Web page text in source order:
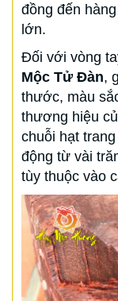
đồng đến
lớn.
Đối với vòng
Mộc Tử Đàn,
thước, màu
thương hiệu
chuỗi hạt
động từ vài
tùy thuộc vào